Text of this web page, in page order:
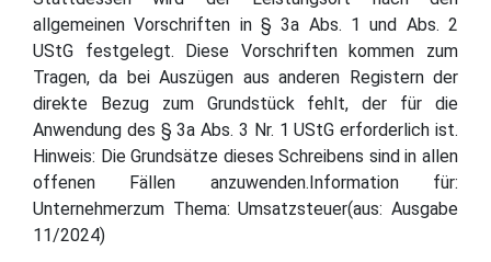
allgemeinen Vorschriften in § 3a Abs. 1 und Abs. 2
UStG festgelegt. Diese Vorschriften kommen zum
Tragen, da bei Auszügen aus anderen Registern der
direkte Bezug zum Grundstück fehlt, der für die
Anwendung des § 3a Abs. 3 Nr. 1 UStG erforderlich ist.
Hinweis: Die Grundsätze dieses Schreibens sind in allen
offenen Fällen anzuwenden.Information für:
Unternehmerzum Thema: Umsatzsteuer(aus: Ausgabe
11/2024)